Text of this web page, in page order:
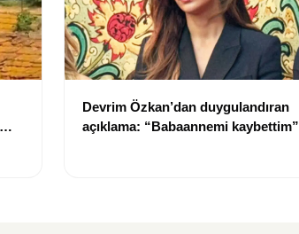
Devrim Özkan’dan duygulandıran
açıklama: “Babaannemi kaybettim”